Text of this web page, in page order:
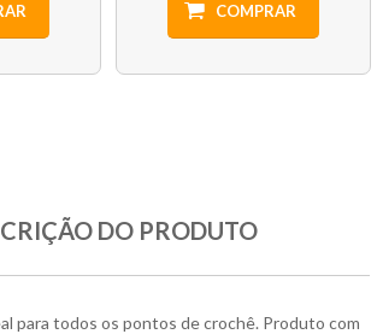
COMPRAR
DO PRODUTO
para todos os pontos de crochê. Produto com